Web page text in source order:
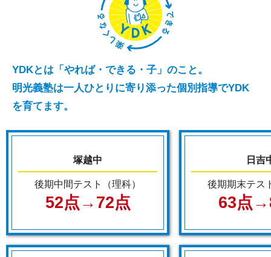
YDKとは「やれば・できる・子」のこと。
明光義塾は一人ひとりに寄り添った個別指導でYDK
を育てます。
塚越中
後期中間テスト（理科）
52点→72点
日吉
後期期末テス
63点